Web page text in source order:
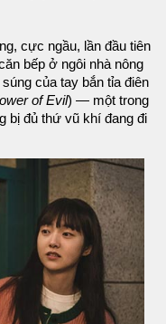
cực ngầu, lần đầu tiên
bếp ở ngôi nhà nông
của tay bắn tỉa điên
of Evil) — một trong
bị đủ thứ vũ khí đang đi